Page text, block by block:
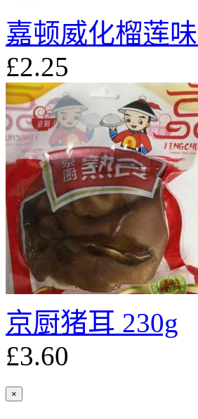
嘉顿威化榴莲
£2.25
京厨猪耳 230g
£3.60
×